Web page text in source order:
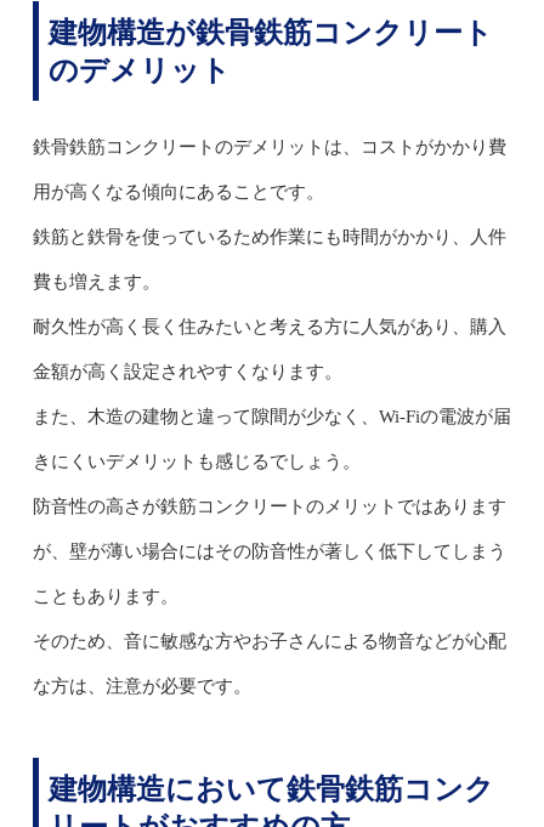
建物構造が鉄骨鉄筋コンクリート
のデメリット
鉄骨鉄筋コンクリートのデメリットは、コストがかかり費
用が高くなる傾向にあることです。
鉄筋と鉄骨を使っているため作業にも時間がかかり、人件
費も増えます。
耐久性が高く長く住みたいと考える方に人気があり、購入
金額が高く設定されやすくなります。
また、木造の建物と違って隙間が少なく、Wi-Fiの電波が届
きにくいデメリットも感じるでしょう。
防音性の高さが鉄筋コンクリートのメリットではあります
が、壁が薄い場合にはその防音性が著しく低下してしまう
こともあります。
そのため、音に敏感な方やお子さんによる物音などが心配
な方は、注意が必要です。
建物構造において鉄骨鉄筋コンク